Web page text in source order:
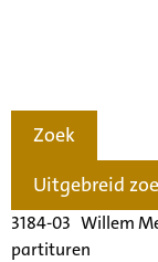
Zoek
Uitgebreid
3184-03 Willem
partituren